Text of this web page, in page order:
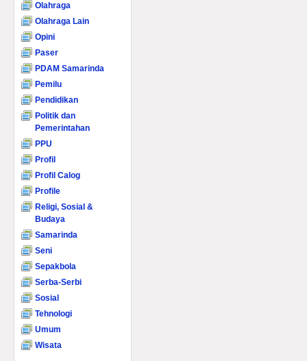
Olahraga
Olahraga Lain
Opini
Paser
PDAM Samarinda
Pemilu
Pendidikan
Politik dan
Pemerintahan
PPU
Profil
Profil Calog
Profile
Religi, Sosial &
Budaya
Samarinda
Seni
Sepakbola
Serba-Serbi
Sosial
Tehnologi
Umum
Wisata